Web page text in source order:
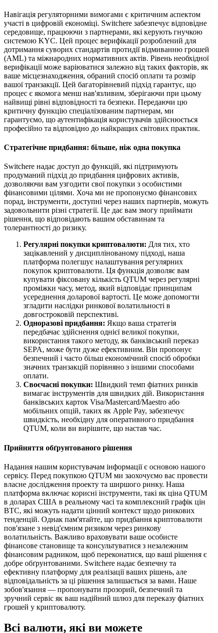
Навігація регуляторними вимогами є критичним аспектом
участі в цифровій економіці. Switchere забезпечує відповідне
середовище, працюючи з партнерами, які керують гнучкою
системою KYC. Цей процес верифікації розроблений для
дотримання суворих стандартів протидії відмиванню грошей
(AML) та міжнародних нормативних актів. Рівень необхідної
верифікації може варіюватися залежно від таких факторів, як
ваше місцезнаходження, обраний спосіб оплати та розмір
вашої транзакції. Цей багаторівневий підхід гарантує, що
процес є якомога менш нав'язливим, зберігаючи при цьому
найвищі рівні відповідності та безпеки. Передаючи цю
критичну функцію спеціалізованим партнерам, ми
гарантуємо, що аутентифікація користувачів здійснюється
професійно та відповідно до найкращих світових практик.
Стратегічне придбання: більше, ніж одна покупка
Switchere надає доступ до функцій, які підтримують
продуманий підхід до придбання цифрових активів,
дозволяючи вам узгодити свої покупки з особистими
фінансовими цілями. Хоча ми не пропонуємо фінансових
порад, інструменти, доступні через наших партнерів, можуть
задовольнити різні стратегії. Це дає вам змогу приймати
рішення, що відповідають вашим обставинам та
толерантності до ризику.
Регулярні покупки криптовалюти: Для тих, хто
зацікавлений у дисциплінованому підході, наша
платформа полегшує налаштування регулярних
покупок криптовалюти. Ця функція дозволяє вам
купувати фіксовану кількість QTUM через регулярні
проміжки часу, метод, який відповідає принципам
усереднення доларової вартості. Це може допомогти
згладити наслідки ринкової волатильності в
довгостроковій перспективі.
Одноразові придбання: Якщо ваша стратегія
передбачає здійснення однієї великої покупки,
використання такого методу, як банківський переказ
SEPA, може бути дуже ефективним. Він пропонує
безпечний і часто більш економічний спосіб обробки
значних транзакцій порівняно з іншими способами
оплати.
Своєчасні покупки: Швидкий темп фіатних ринків
вимагає інструментів для швидких дій. Використання
банківських карток Visa/Mastercard/Maestro або
мобільних опцій, таких як Apple Pay, забезпечує
швидкість, необхідну для оперативного придбання
QTUM, коли ви вирішите, що настав час.
Прийняття обґрунтованого рішення
Надання нашим користувачам інформації є основою нашого
сервісу. Перед покупкою QTUM ми заохочуємо вас провести
власне дослідження проекту та ширшого ринку. Наша
платформа включає корисні інструменти, такі як ціна QTUM
в доларах США в реальному часі та комплексний графік цін
BTC, які можуть надати цінний контекст щодо ринкових
тенденцій. Однак пам'ятайте, що придбання криптовалюти
пов'язане з невід'ємним ризиком через ринкову
волатильність. Важливо враховувати ваше особисте
фінансове становище та консультуватися з незалежним
фінансовим радником, щоб переконатися, що ваші рішення є
добре обґрунтованими. Switchere надає безпечну та
ефективну платформу для реалізації ваших рішень, але
відповідальність за ці рішення залишається за вами. Наше
зобов'язання — пропонувати прозорий, безпечний та
зручний сервіс як ваш надійний шлюз для переказу фіатних
грошей у криптовалюту.
Всі валюти, які ви можете